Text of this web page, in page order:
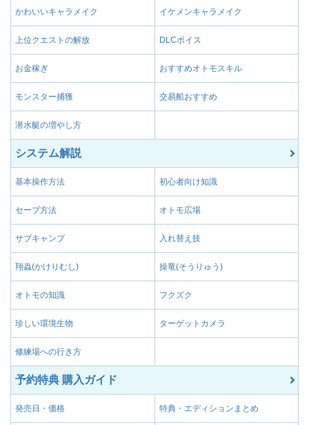
かわいいキャラメイク イケメンキャラメイク
上位クエストの解放 DLCボイス
お金稼ぎ おすすめオトモスキル
モンスター捕獲 交易船おすすめ
潜水艇の増やし方
システム解説
基本操作方法 初心者向け知識
セーブ方法 オトモ広場
サブキャンプ 入れ替え技
翔蟲(かけりむし) 操竜(そうりゅう)
オトモの知識 フクズク
珍しい環境生物 ターゲットカメラ
修練場への行き方
予約特典 購入ガイド
発売日・価格 特典・エディションまとめ